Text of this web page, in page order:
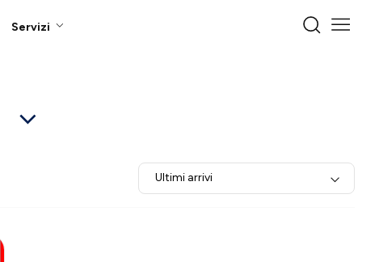
Servizi
Ultimi arrivi